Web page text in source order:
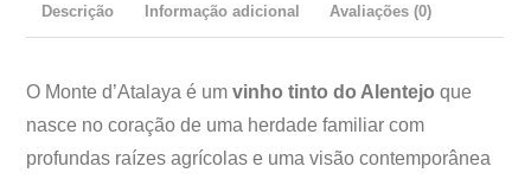
Descrição Informação adicional Avaliações (0)
O Monte d’Atalaya é umvinho tinto do Alentejo que
nasce no coração de uma herdade familiar com
profundas raízes agrícolas e uma visão contemporânea